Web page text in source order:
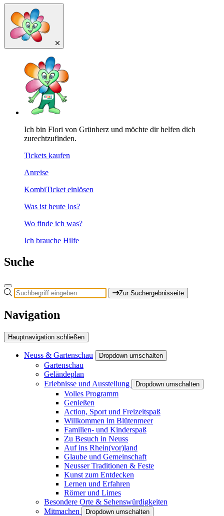
Ich bin Flori von Grünherz und möchte dir helfen dich
zurechtzufinden.
Tickets kaufen
Anreise
KombiTicket einlösen
Was ist heute los?
Wo finde ich was?
Ich brauche Hilfe
Suche
Zur Suchergebnisseite
Navigation
Hauptnavigation schließen
Neuss & Gartenschau Dropdown umschalten
Gartenschau
Geländeplan
Erlebnisse und Ausstellung
Dropdown umschalten
Volles Programm
Genießen
Action, Sport und Freizeitspaß
Willkommen im Blütenmeer
Familien- und Kinderspaß
Zu Besuch in Neuss
Auf ins Rhein(vor)land
Glaube und Gemeinschaft
Neusser Traditionen & Feste
Kunst zum Entdecken
Lernen und Erfahren
Römer und Limes
Besondere Orte & Sehenswürdigkeiten
Mitmachen
Dropdown umschalten